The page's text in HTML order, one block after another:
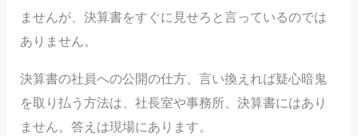
ませんが、決算書をすぐに見せろと言っているのでは
ありません。
決算書の社員への公開の仕方、言い換えれば疑心暗鬼
を取り払う方法は、社長室や事務所、決算書にはあり
ません。答えは現場にあります。